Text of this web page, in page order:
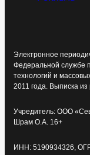
Электронное
Федеральной службе
технологий и
2011 года. Выписка
Учредитель: ООО
Шрам О.А. 16+
ИНН: 5190934326,